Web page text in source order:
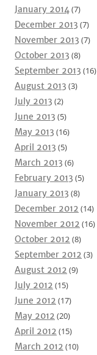
January 2014(7)
December 2013 (7)
November 2013 (7)
October 2013 (8)
September 2013 (16)
August 2013 (3)
July 2013 (2)
June 2013 (5)
May 2013 (16)
April 2013 (5)
March 2013 (6)
February 2013 (5)
January 2013 (8)
December 2012 (14)
November 2012 (16)
October 2012 (8)
September 2012 (3)
August 2012 (9)
July 2012 (15)
June 2012 (17)
May 2012 (20)
April 2012 (15)
March 2012 (10)